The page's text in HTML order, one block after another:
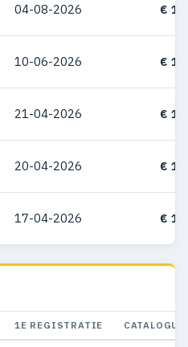
04-08-2026 €
10-06-2026 €
21-04-2026 €
20-04-2026 €
17-04-2026 €
1E REGISTRATIE